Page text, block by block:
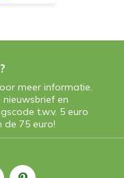
meer informatie.
en
t.w.v. 5 euro
de 75 euro!